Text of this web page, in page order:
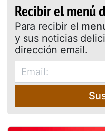
Recibir el menú
Para recibir el
y sus noticias
dirección email.